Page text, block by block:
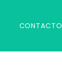
CONTACTO